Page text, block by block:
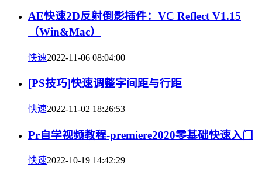
AE快速2D反射倒影插件：VC Reflect V1.15
（Win&Mac）
快速2022-11-06 08:04:00
[PS技巧]快速调整字间距与行距
快速2022-11-02 18:26:53
Pr自学视频教程-premiere2020零基础快速入门
快速2022-10-19 14:42:29